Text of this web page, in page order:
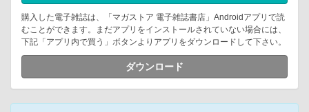
購入した電子雑誌は、「マガストア 電子雑誌書店」Androidアプリで読
むことができます。まだアプリをインストールされていない場合には、
下記「アプリ内で買う」ボタンよりアプリをダウンロードして下さい。
ダウンロード